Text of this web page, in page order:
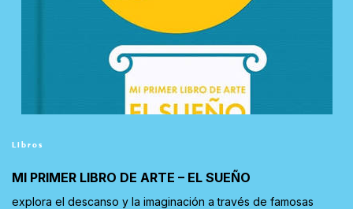
Libros
MI PRIMER LIBRO DE ARTE – EL SUEÑO
explora el descanso y la imaginación a través de famosas